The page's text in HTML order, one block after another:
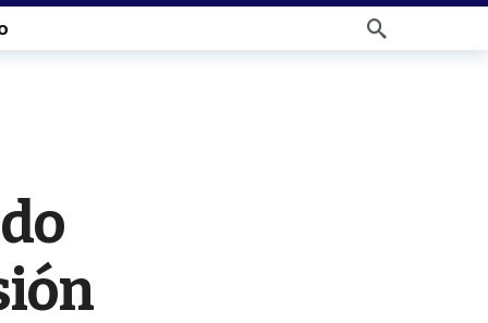
el Fenómeno El Niño